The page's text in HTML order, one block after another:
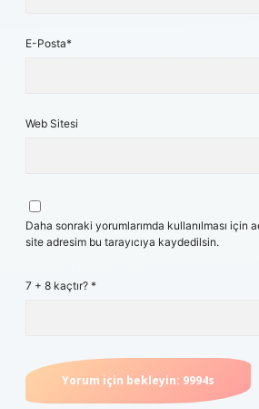
E-Posta*
Web Sitesi
Daha sonraki yorumlarımda kullanılması için
site adresim bu tarayıcıya kaydedilsin.
7 + 8 kaçtır? *